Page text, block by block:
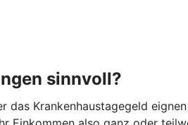
sinnvoll?
das Krankenhaustagegeld